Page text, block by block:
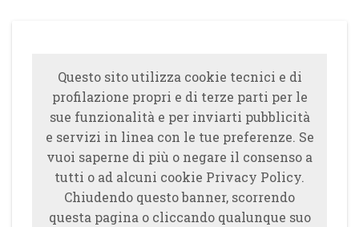
Questo sito utilizza cookie tecnici e di
profilazione propri e di terze parti per le
sue funzionalità e per inviarti pubblicità
e servizi in linea con le tue preferenze. Se
vuoi saperne di più o negare il consenso a
tutti o ad alcuni cookie Privacy Policy.
Chiudendo questo banner, scorrendo
questa pagina o cliccando qualunque suo